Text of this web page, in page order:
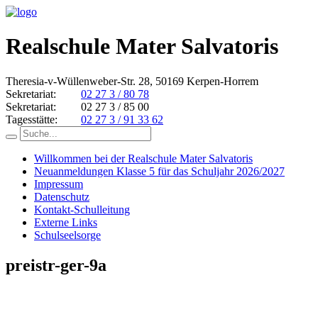
Realschule Mater Salvatoris
Theresia-v-Wüllenweber-Str. 28, 50169 Kerpen-Horrem
Sekretariat:
02 27 3 / 80 78
Sekretariat:
02 27 3 / 85 00
Tagesstätte:
02 27 3 / 91 33 62
Willkommen bei der Realschule Mater Salvatoris
Neuanmeldungen Klasse 5 für das Schuljahr 2026/2027
Impressum
Datenschutz
Kontakt-Schulleitung
Externe Links
Schulseelsorge
preistr-ger-9a